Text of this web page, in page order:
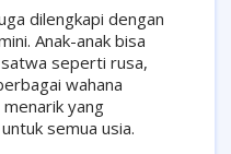
dilengkapi dengan
Anak-anak bisa
seperti rusa,
wahana
yang
semua usia.